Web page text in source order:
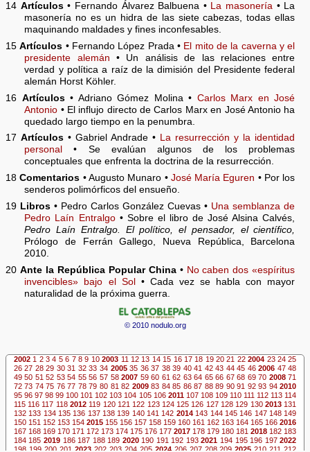
14 Artículos• Fernando Álvarez Balbuena • La masonería • La
masonería no es un hidra de las siete cabezas, todas ellas
maquinando maldades y fines inconfesables.
15Artículos • Fernando López Prada • El mito de la caverna y el
presidente alemán • Un análisis de las relaciones entre
verdad y política a raíz de la dimisión del Presidente federal
alemán Horst Köhler.
16 Artículos• Adriano Gómez Molina • Carlos Marx en José
Antonio • El influjo directo de Carlos Marx en José Antonio ha
quedado largo tiempo en la penumbra.
17Artículos • Gabriel Andrade • La resurrección y la identidad
personal
• Se evalúan algunos de los problemas
conceptuales que enfrenta la doctrina de la resurrección.
18Comentarios • Augusto Munaro • José María Eguren • Por los
senderos polimórficos del ensueño.
19 Libros • Pedro Carlos González Cuevas • Una semblanza de
Pedro Laín Entralgo• Sobre el libro de José Alsina Calvés,
Pedro Laín Entralgo. El político, el pensador, el científico,
Prólogo de Ferrán Gallego, Nueva República, Barcelona
2010.
20Ante la República Popular China• No caben dos «espíritus
invencibles» bajo el Sol
• Cada vez se habla con mayor
naturalidad de la próxima guerra.
© 2010 nodulo.org